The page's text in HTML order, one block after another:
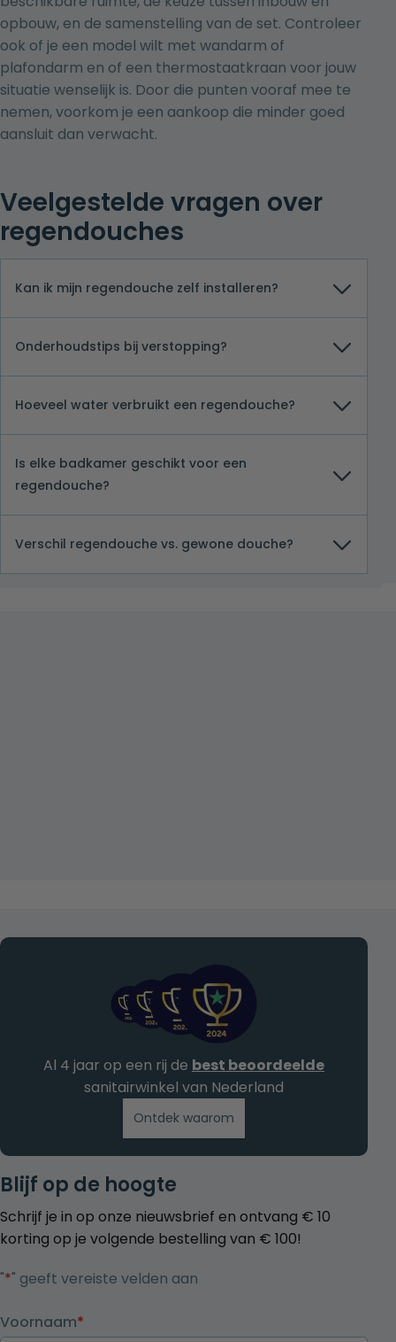
opbouw, en de samenstelling van de set. Controleer
ook of je een model wilt met wandarm of
plafondarm en of een thermostaatkraan voor jouw
situatie wenselijk is. Door die punten vooraf mee te
nemen, voorkom je een aankoop die minder goed
aansluit dan verwacht.
Veelgestelde vragen over
regendouches
Kan ik mijn regendouche zelf installeren?
Onderhoudstips bij verstopping?
Hoeveel water verbruikt een regendouche?
Is elke badkamer geschikt voor een
regendouche?
Verschil regendouche vs. gewone douche?
Blijf op de hoogte
Schrijf je in op onze nieuwsbrief en ontvang € 10
korting op je volgende bestelling van € 100!
"*" geeft vereiste velden aan
Voornaam*
Al 4 jaar op een rij de best beoordeelde
sanitairwinkel van Nederland
Ontdek waarom